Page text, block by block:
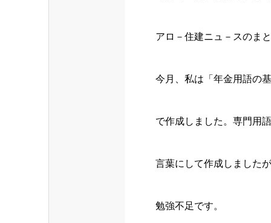
アロ－住建ニュ－スのま
今月、私は「年金用語の
で作成しました。専門用
言葉にして作成しました
勉強不足です。